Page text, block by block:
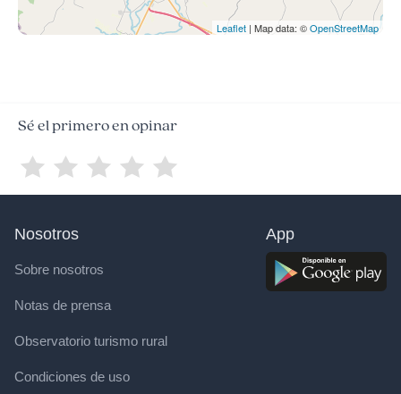
Leaflet | Map data: ©OpenStreetMap
Sé el primero en opinar
Nosotros
Sobre nosotros
Notas de prensa
Observatorio turismo rural
Condiciones de uso
App